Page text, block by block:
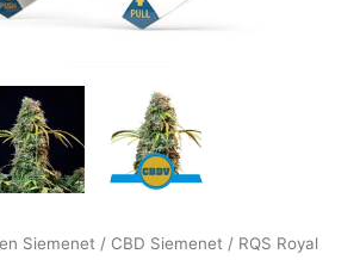
Siemenet / CBD Siemenet / RQS Royal